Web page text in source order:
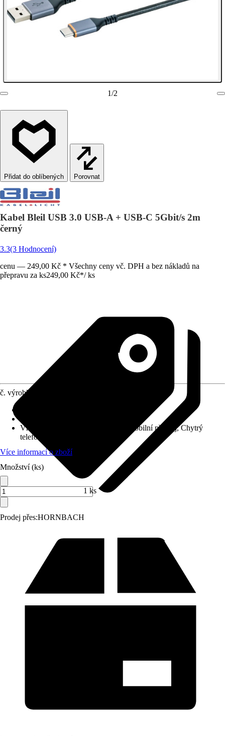
1/2
Porovnat
Kabel Bleil USB 3.0 USB-A + USB-C 5Gbit/s 2m
černý
3.3(3 Hodnocení)
cenu — 249,00 Kč * Všechny ceny vč. DPH a bez nákladů na
přepravu za ks249,00 Kč*/ ks
Prodej přes:HORNBACH
č. výrobku
Vhodné pro
Gaming, Notebook, Mobilní přístroj, Chytrý
telefon
Více informací o zboží
Množství (ks)
1 ks